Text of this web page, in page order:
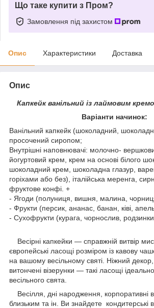
Що таке купити з Пром?
Замовлення під захистом
Опис Характеристики Доставка
Опис
Капкейк ванільний із лаймовим
Варіанти начинок:
Ванільний капкейк (шоколадний,
просочений сиропом;
Внутрішні наповнювачі: молочно-
йогуртовий крем, крем на основі білого
шоколадний крем, шоколадна глазур,
горіхами або без), італійська меренга,
фруктове конфі. +
- Ягоди (полуниця, вишня, малина,
- Фрукти (персик, ананас, банан, ківі,
- Сухофрукти (курага, чорнослив,
Весірні капкейки — справжній витвір
європейські ласощі розміром із кавову
на вашому весільному святі. Ніжний
витончені візерунки — такі ласощі
весільного свята.
Весілля, дні народження, корпоративні
близьким та ін. Ви знайдете кондитерські